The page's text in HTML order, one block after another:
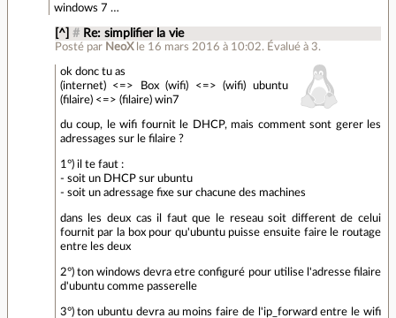
windows 7 …
[^] # Re: simplifier la vie
Posté par NeoX le 16 mars 2016 à 10:02. Évalué à 3.
ok donc tu as
(internet) <=> Box (wifi) <=> (wifi) ubuntu
(filaire) <=> (filaire) win7
du coup, le wifi fournit le DHCP, mais comment sont gerer les
adressages sur le filaire ?
1°) il te faut :
- soit un DHCP sur ubuntu
- soit un adressage fixe sur chacune des machines
dans les deux cas il faut que le reseau soit different de celui
fournit par la box pour qu'ubuntu puisse ensuite faire le routage
entre les deux
2°) ton windows devra etre configuré pour utilise l'adresse filaire
d'ubuntu comme passerelle
3°) ton ubuntu devra au moins faire de l'ip_forward entre le wifi